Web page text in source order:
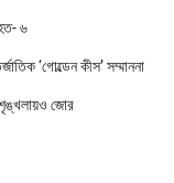
৬
‘গোল্ডেন কীস’ সম্মাননা
শৃঙ্খলায়ও জোর